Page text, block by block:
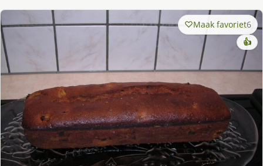
Maak favoriet6
👍